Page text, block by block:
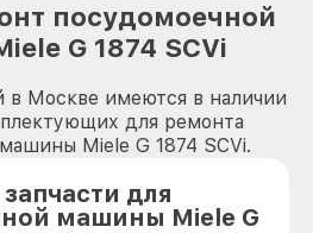
посудомоечной
G 1874 SCVi
в Москве имеются в наличии
для ремонта
Miele G 1874 SCVi.
для
машины Miele G